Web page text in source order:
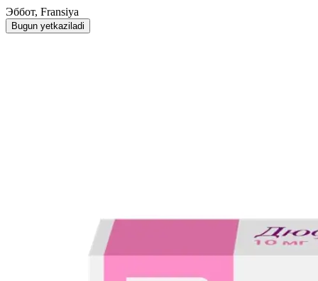
Эббот, Fransiya
Bugun yetkaziladi